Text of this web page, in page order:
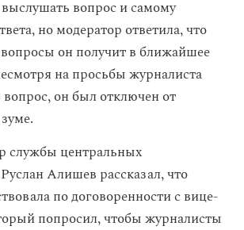
вопрос и самому
но модератор ответила, что
он получит в ближайшее
на просьбы журналиста
вопрос, он был отключен от
службы центральных
Алишев рассказал, что
по договоренности с вице-
попросил, чтобы журналисты